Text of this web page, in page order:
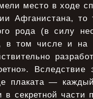
место в ходе
Афганистана, то
рода (в силу
в том числе и на
плаката —
секретной части